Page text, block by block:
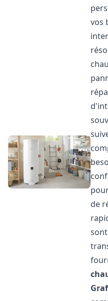
vos
de